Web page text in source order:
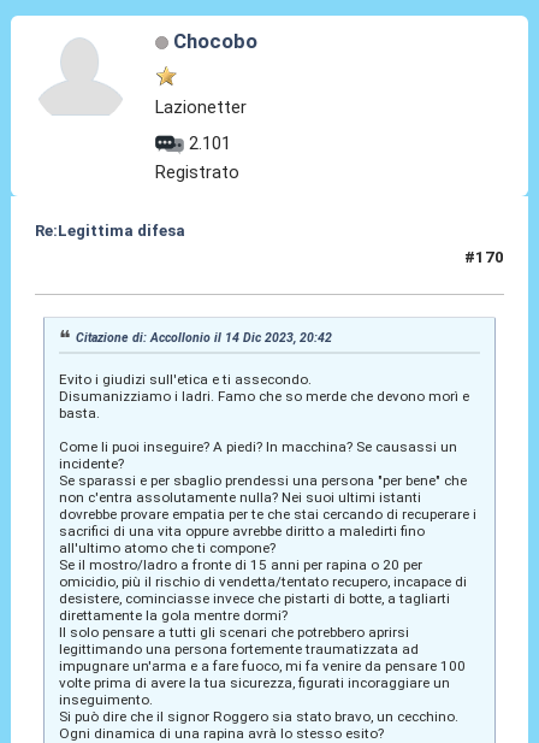
Chocobo
Lazionetter
2.101
Registrato
Re:Legittima difesa
#170
Citazione di: Accollonio il 14 Dic 2023, 20:42
Evito i giudizi sull'etica e ti assecondo.
Disumanizziamo i ladri. Famo che so merde che devono morì e
basta.
Come li puoi inseguire? A piedi? In macchina? Se causassi un
incidente?
Se sparassi e per sbaglio prendessi una persona "per bene" che
non c'entra assolutamente nulla? Nei suoi ultimi istanti
dovrebbe provare empatia per te che stai cercando di recuperare i
sacrifici di una vita oppure avrebbe diritto a maledirti fino
all'ultimo atomo che ti compone?
Se il mostro/ladro a fronte di 15 anni per rapina o 20 per
omicidio, più il rischio di vendetta/tentato recupero, incapace di
desistere, cominciasse invece che pistarti di botte, a tagliarti
direttamente la gola mentre dormi?
Il solo pensare a tutti gli scenari che potrebbero aprirsi
legittimando una persona fortemente traumatizzata ad
impugnare un'arma e a fare fuoco, mi fa venire da pensare 100
volte prima di avere la tua sicurezza, figurati incoraggiare un
inseguimento.
Si può dire che il signor Roggero sia stato bravo, un cecchino.
Ogni dinamica di una rapina avrà lo stesso esito?